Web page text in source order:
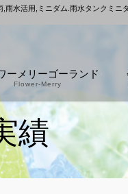
水活用,ミニダム.雨水タンクミニ
ーメリーゴーランド
Flower-Merry
績